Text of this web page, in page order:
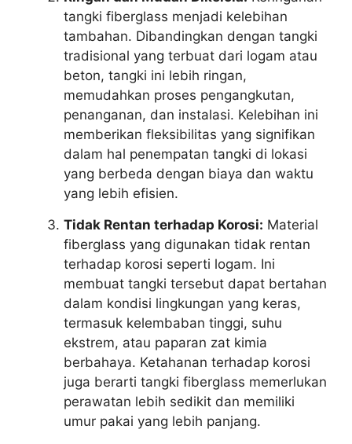
tangki fiberglass menjadi kelebihan
tambahan. Dibandingkan dengan tangki
tradisional yang terbuat dari logam atau
beton, tangki ini lebih ringan,
memudahkan proses pengangkutan,
penanganan, dan instalasi. Kelebihan ini
memberikan fleksibilitas yang signifikan
dalam hal penempatan tangki di lokasi
yang berbeda dengan biaya dan waktu
yang lebih efisien.
Tidak Rentan terhadap Korosi: Material
fiberglass yang digunakan tidak rentan
terhadap korosi seperti logam. Ini
membuat tangki tersebut dapat bertahan
dalam kondisi lingkungan yang keras,
termasuk kelembaban tinggi, suhu
ekstrem, atau paparan zat kimia
berbahaya. Ketahanan terhadap korosi
juga berarti tangki fiberglass memerlukan
perawatan lebih sedikit dan memiliki
umur pakai yang lebih panjang.